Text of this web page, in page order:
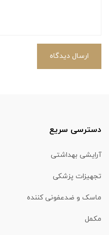
ارسال دیدگاه
دسترسی سریع
آرایشی بهداشتی
تجهیزات پزشکی
ماسک و ضدعفونی کننده
مکمل